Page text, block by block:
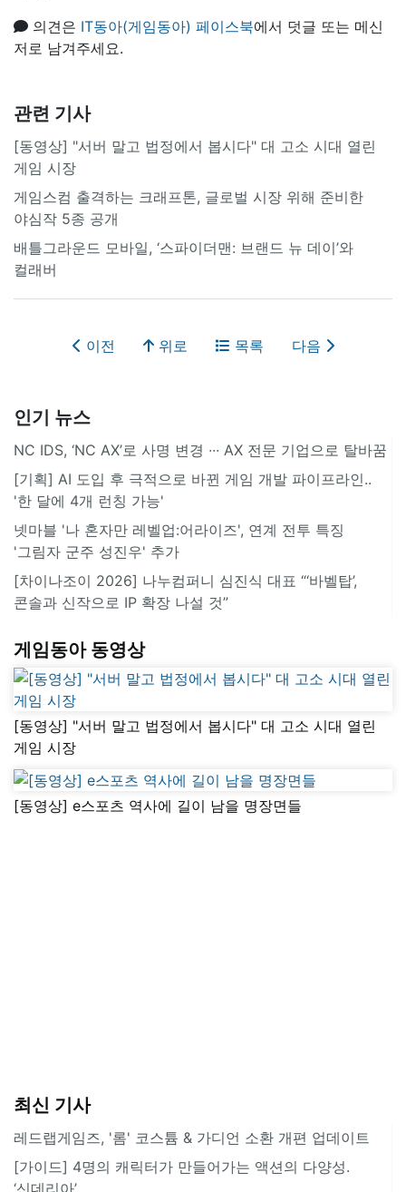
의견은 IT동아(게임동아) 페이스북에서 덧글 또는 메신
저로 남겨주세요.
관련 기사
[동영상] "서버 말고 법정에서 봅시다" 대 고소 시대 열린
게임 시장
게임스컴 출격하는 크래프톤, 글로벌 시장 위해 준비한
야심작 5종 공개
배틀그라운드 모바일, ‘스파이더맨: 브랜드 뉴 데이’와
컬래버
이전 위로 목록 다음
인기 뉴스
NC IDS, ‘NC AX’로 사명 변경 ∙∙∙ AX 전문 기업으로 탈바꿈
[기획] AI 도입 후 극적으로 바뀐 게임 개발 파이프라인..
'한 달에 4개 런칭 가능'
넷마블 '나 혼자만 레벨업:어라이즈', 연계 전투 특징
'그림자 군주 성진우' 추가
[차이나조이 2026] 나누컴퍼니 심진식 대표 “‘바벨탑’,
콘솔과 신작으로 IP 확장 나설 것”
게임동아 동영상
[동영상] "서버 말고 법정에서 봅시다" 대 고소 시대 열린
게임 시장
[동영상] e스포츠 역사에 길이 남을 명장면들
최신 기사
레드랩게임즈, '롬' 코스튬 & 가디언 소환 개편 업데이트
[가이드] 4명의 캐릭터가 만들어가는 액션의 다양성.
‘신데리아’